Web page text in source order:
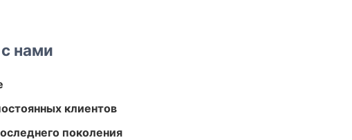
нами
клиентов
поколения